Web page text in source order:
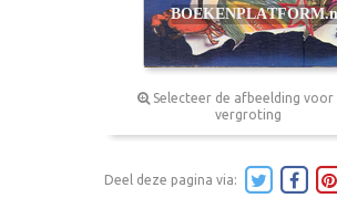
Selecteer de afbeelding voor
vergroting
Deel deze pagina via: